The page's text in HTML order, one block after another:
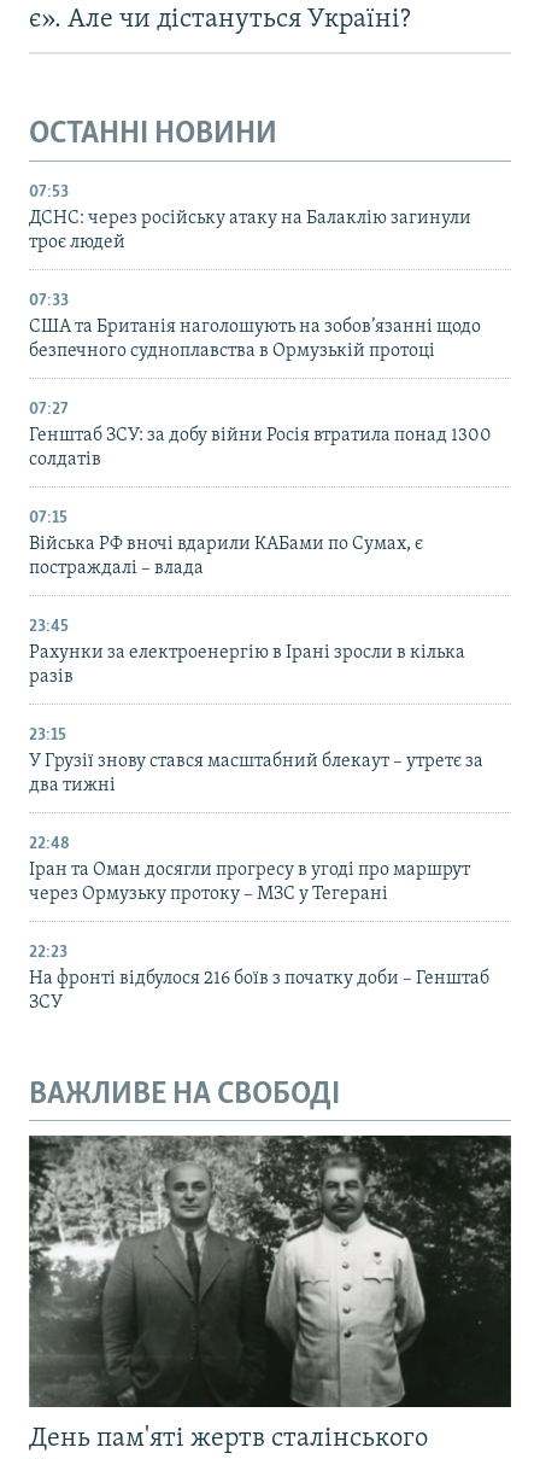
є». Але чи дістануться Україні?
ОСТАННІ НОВИНИ
07:53
ДСНС: через російську атаку на Балаклію загинули
троє людей
07:33
США та Британія наголошують на зобов’язанні щодо
безпечного судноплавства в Ормузькій протоці
07:27
Генштаб ЗСУ: за добу війни Росія втратила понад 1300
солдатів
07:15
Війська РФ вночі вдарили КАБами по Сумах, є
постраждалі – влада
23:45
Рахунки за електроенергію в Ірані зросли в кілька
разів
23:15
У Грузії знову стався масштабний блекаут – утретє за
два тижні
22:48
Іран та Оман досягли прогресу в угоді про маршрут
через Ормузьку протоку – МЗС у Тегерані
22:23
На фронті відбулося 216 боїв з початку доби – Генштаб
ЗСУ
ВАЖЛИВЕ НА СВОБОДІ
День пам'яті жертв сталінського